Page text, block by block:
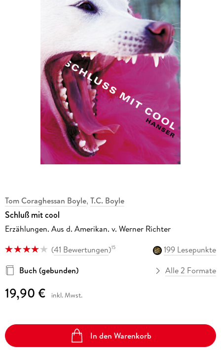
Tom Coraghessan Boyle, T.C. Boyle
Schluß mit cool
Erzählungen. Aus d. Amerikan. v. Werner Richter
(41 Bewertungen)15
199 Lesepunkte
Buch (gebunden)
Alle 2 Formate
19,90 € inkl. Mwst.
In den Warenkorb